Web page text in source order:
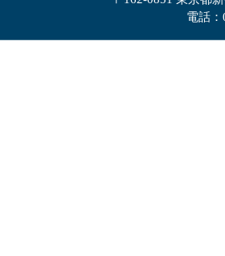
電話